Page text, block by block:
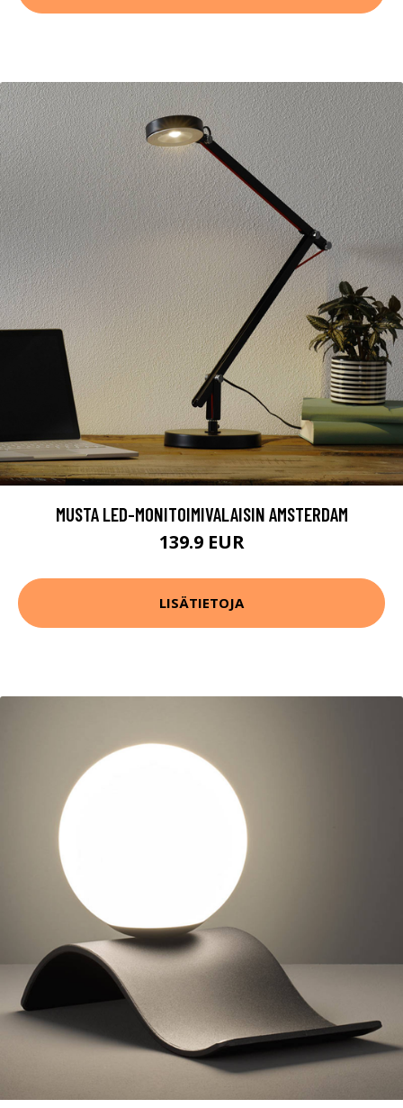
MUSTA LED-MONITOIMIVALAISIN AMSTERDAM
139.9 EUR
LISÄTIETOJA